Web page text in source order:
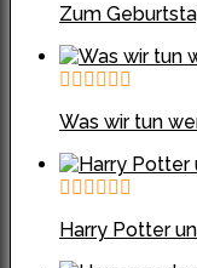
Zum
Was wir tun
Harry Potter